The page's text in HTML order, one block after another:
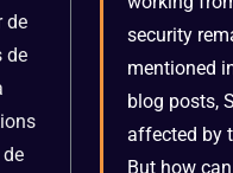
de
de
security
mentioned
blog posts,
affected by
But how